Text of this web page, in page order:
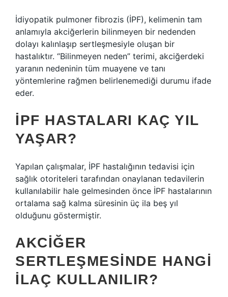
İdiyopatik pulmoner fibrozis (İPF), kelimenin tam
anlamıyla akciğerlerin bilinmeyen bir nedenden
dolayı kalınlaşıp sertleşmesiyle oluşan bir
hastalıktır. “Bilinmeyen neden” terimi, akciğerdeki
yaranın nedeninin tüm muayene ve tanı
yöntemlerine rağmen belirlenemediği durumu ifade
eder.
İPF HASTALARI KAÇ YIL
YAŞAR?
Yapılan çalışmalar, İPF hastalığının tedavisi için
sağlık otoriteleri tarafından onaylanan tedavilerin
kullanılabilir hale gelmesinden önce İPF hastalarının
ortalama sağ kalma süresinin üç ila beş yıl
olduğunu göstermiştir.
AKCIĞER
SERTLEŞMESINDE HANGI
ILAÇ KULLANILIR?